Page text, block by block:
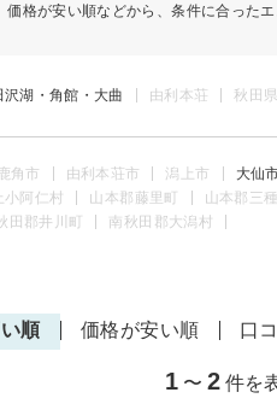
価格が安い順などから、条件に合った
沢湖・角館・大曲 由利本荘 秋田
鹿角市 由利本荘市 潟上市
大仙
阿仁村 山本郡藤里町
山本郡三種
田郡井川町
南秋田郡大潟村
順 価格が安い順 口
1 〜 2 件を